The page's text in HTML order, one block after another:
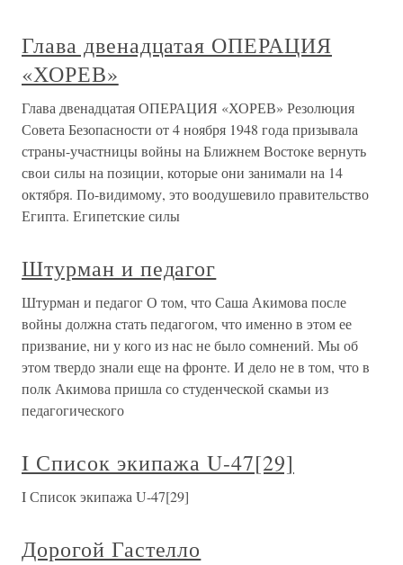
Глава двенадцатая ОПЕРАЦИЯ
«ХОРЕВ»
Глава двенадцатая ОПЕРАЦИЯ «ХОРЕВ» Резолюция
Совета Безопасности от 4 ноября 1948 года призывала
страны-участницы войны на Ближнем Востоке вернуть
свои силы на позиции, которые они занимали на 14
октября. По-видимому, это воодушевило правительство
Египта. Египетские силы
Штурман и педагог
Штурман и педагог О том, что Саша Акимова после
войны должна стать педагогом, что именно в этом ее
призвание, ни у кого из нас не было сомнений. Мы об
этом твердо знали еще на фронте. И дело не в том, что в
полк Акимова пришла со студенческой скамьи из
педагогического
I Список экипажа U-47[29]
I Список экипажа U-47[29]
Дорогой Гастелло